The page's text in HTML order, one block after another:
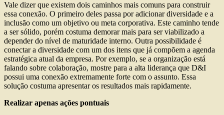
Vale dizer que existem dois caminhos mais comuns para construir
essa conexão. O primeiro deles passa por adicionar diversidade e a
inclusão como um objetivo ou meta corporativa. Este caminho tende
a ser sólido, porém costuma demorar mais para ser viabilizado a
depender do nível de maturidade interno. Outra possibilidade é
conectar a diversidade com um dos itens que já compõem a agenda
estratégica atual da empresa. Por exemplo, se a organização está
falando sobre colaboração, mostre para a alta liderança que D&I
possui uma conexão extremamente forte com o assunto. Essa
solução costuma apresentar os resultados mais rapidamente.
Realizar apenas ações pontuais